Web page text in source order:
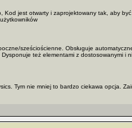
jest otwarty i zaprojektowany tak, aby
sześciościenne. Obsługuje
też elementami z dostosowanymi i
Tym nie mniej to bardzo ciekawa opcja.